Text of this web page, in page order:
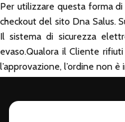
Per utilizzare questa forma
checkout del sito Dna Salus.
Il sistema di sicurezza
evaso.Qualora il Cliente
l’approvazione, l’ordine non